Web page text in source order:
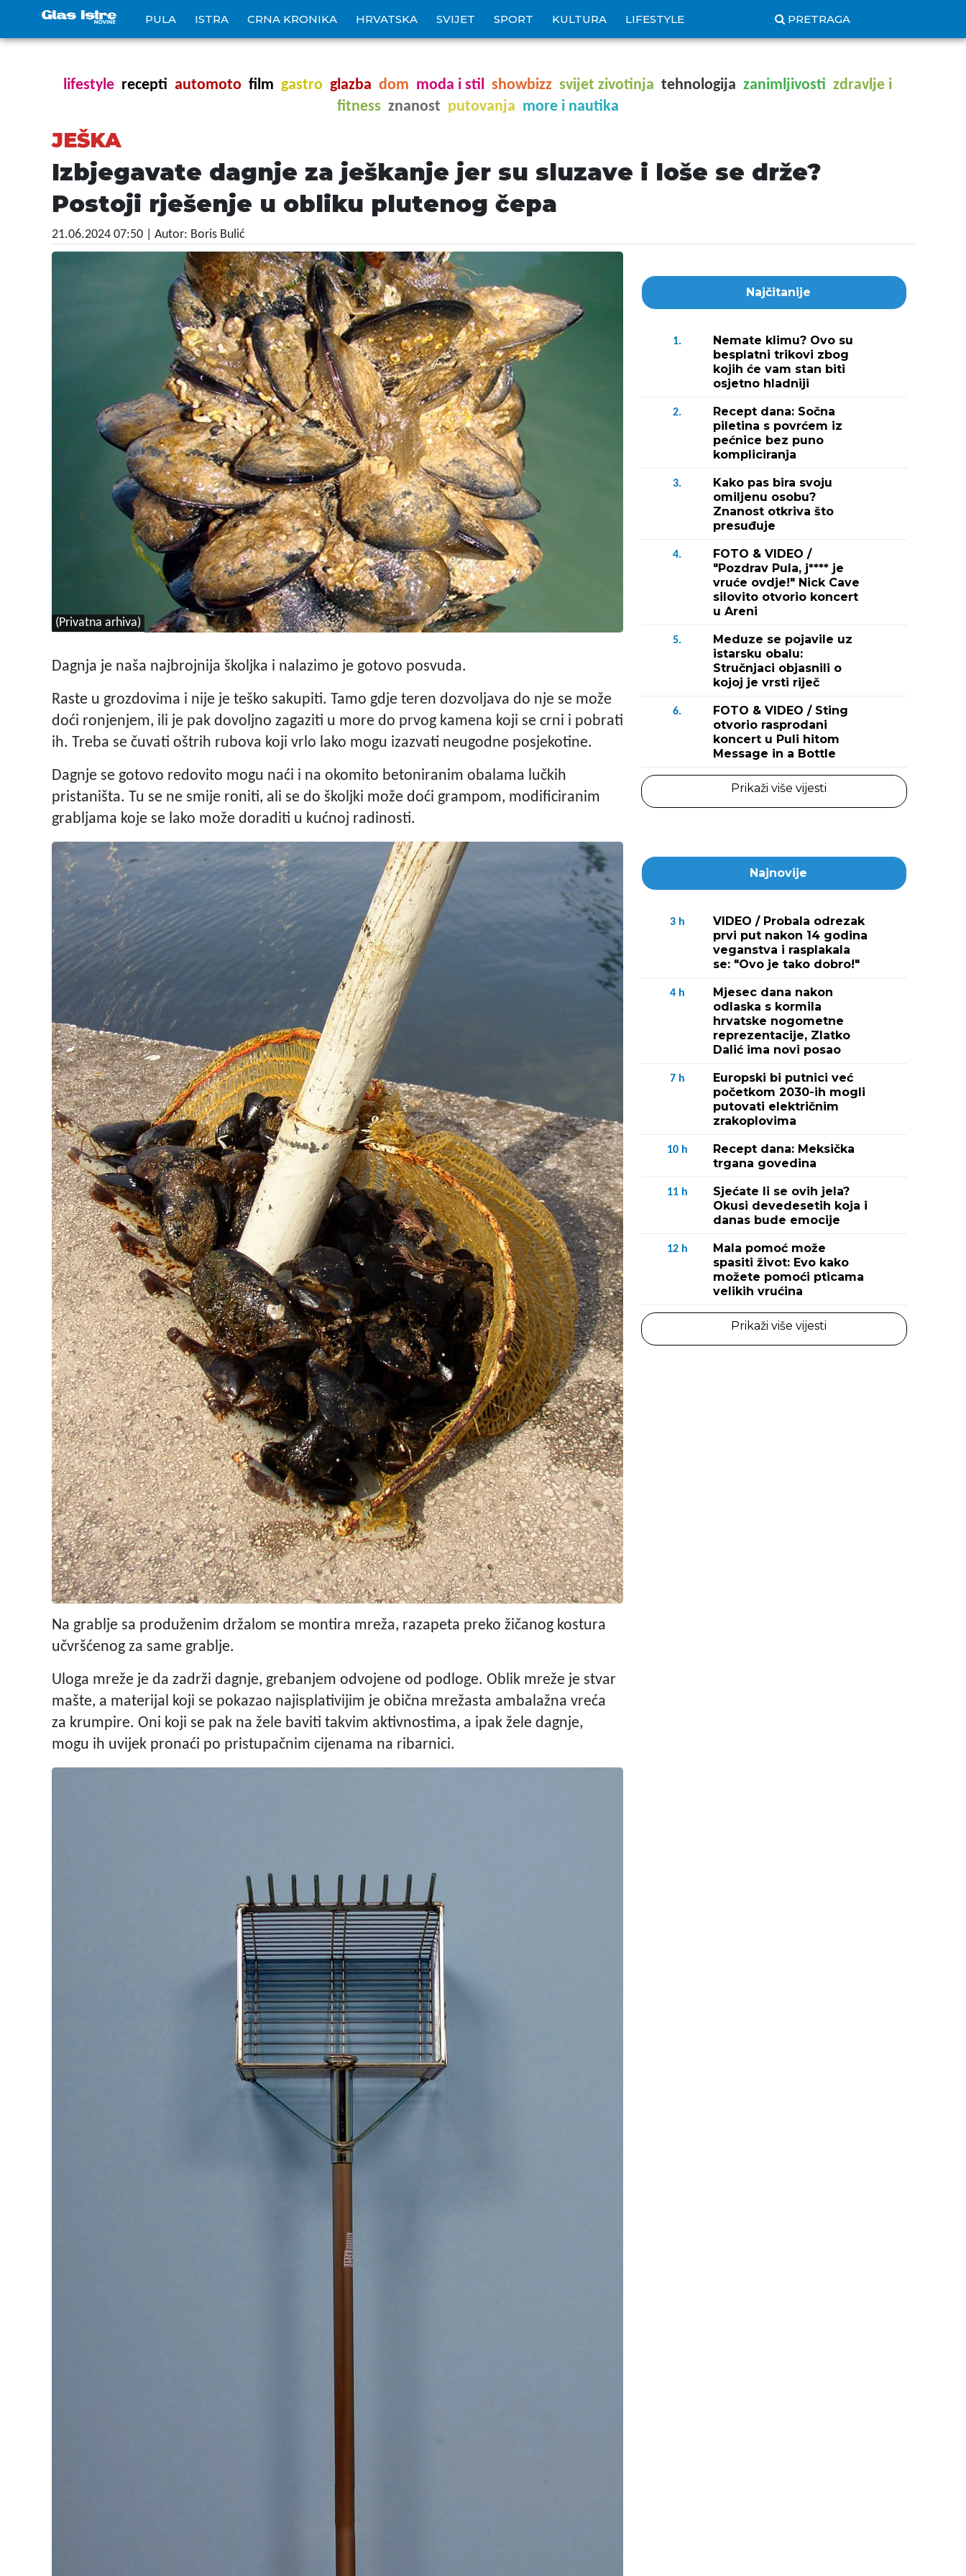
PULA ISTRA CRNA KRONIKA HRVATSKA SVIJET SPORT KULTURA LIFESTYLE PRETRAGA
lifestyle recepti automoto film gastro glazba dom moda i stil showbizz svijet zivotinja tehnologija zanimljivosti zdravlje i
fitness znanost putovanja more i nautika
JEŠKA
Izbjegavate dagnje za ješkanje jer su sluzave i loše se drže?
Postoji rješenje u obliku plutenog čepa
21.06.2024 07:50 | Autor: Boris Bulić
(Privatna arhiva)
Dagnja je naša najbrojnija školjka i nalazimo je gotovo posvuda.
Raste u grozdovima i nije je teško sakupiti. Tamo gdje teren dozvoljava do nje se može
doći ronjenjem, ili je pak dovoljno zagaziti u more do prvog kamena koji se crni i pobrati
ih. Treba se čuvati oštrih rubova koji vrlo lako mogu izazvati neugodne posjekotine.
Dagnje se gotovo redovito mogu naći i na okomito betoniranim obalama lučkih
pristaništa. Tu se ne smije roniti, ali se do školjki može doći grampom, modificiranim
grabljama koje se lako može doraditi u kućnoj radinosti.
Na grablje sa produženim držalom se montira mreža, razapeta preko žičanog kostura
učvršćenog za same grablje.
Uloga mreže je da zadrži dagnje, grebanjem odvojene od podloge. Oblik mreže je stvar
mašte, a materijal koji se pokazao najisplativijim je obična mrežasta ambalažna vreća
za krumpire. Oni koji se pak na žele baviti takvim aktivnostima, a ipak žele dagnje,
mogu ih uvijek pronaći po pristupačnim cijenama na ribarnici.
Najčitanije
1.
Nemate klimu? Ovo su
besplatni trikovi zbog
kojih će vam stan biti
osjetno hladniji
2.
Recept dana: Sočna
piletina s povrćem iz
pećnice bez puno
kompliciranja
3.
Kako pas bira svoju
omiljenu osobu?
Znanost otkriva što
presuđuje
4.
FOTO & VIDEO /
"Pozdrav Pula, j**** je
vruće ovdje!" Nick Cave
silovito otvorio koncert
u Areni
5.
Meduze se pojavile uz
istarsku obalu:
Stručnjaci objasnili o
kojoj je vrsti riječ
6.
FOTO & VIDEO / Sting
otvorio rasprodani
koncert u Puli hitom
Message in a Bottle
Prikaži više vijesti
Najnovije
3 h
VIDEO / Probala odrezak
prvi put nakon 14 godina
veganstva i rasplakala
se: "Ovo je tako dobro!"
4 h
Mjesec dana nakon
odlaska s kormila
hrvatske nogometne
reprezentacije, Zlatko
Dalić ima novi posao
7 h
Europski bi putnici već
početkom 2030-ih mogli
putovati električnim
zrakoplovima
10 h
Recept dana: Meksička
trgana govedina
11 h
Sjećate li se ovih jela?
Okusi devedesetih koja i
danas bude emocije
12 h
Mala pomoć može
spasiti život: Evo kako
možete pomoći pticama
velikih vrućina
Prikaži više vijesti